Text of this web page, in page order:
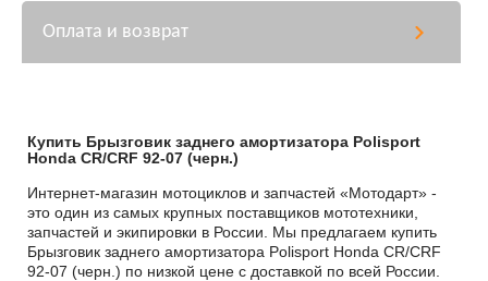
Оплата и возврат
Купить Брызговик заднего амортизатора Polisport
Honda CR/CRF 92-07 (черн.)
Интернет-магазин мотоциклов и запчастей «Мотодарт» -
это один из самых крупных поставщиков мототехники,
запчастей и экипировки в России. Мы предлагаем купить
Брызговик заднего амортизатора Polisport Honda CR/CRF
92-07 (черн.) по низкой цене с доставкой по всей России.